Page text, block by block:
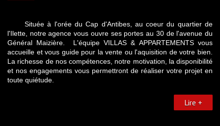
Située à l'orée du Cap d'Antibes, au coeur du quartier de
l'Ilette, notre agence vous ouvre ses portes au 30 de l'avenue du
Général Maizière. L'équipe VILLAS & APPARTEMENTS vous
accueille et vous guide pour la vente ou l'aquisition de votre bien.
La richesse de nos compétences, notre motivation, la disponibilité
et nos engagements vous permettront de réaliser votre projet en
toute quiétude.
Lire +